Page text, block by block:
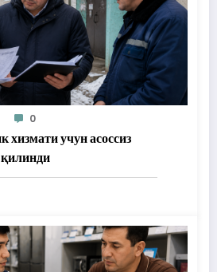
0
хизмати учун асоссиз